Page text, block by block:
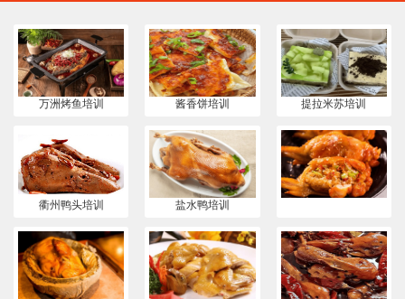
万洲烤鱼培训 酱香饼培训 提拉米苏培训
衢州鸭头培训 盐水鸭培训